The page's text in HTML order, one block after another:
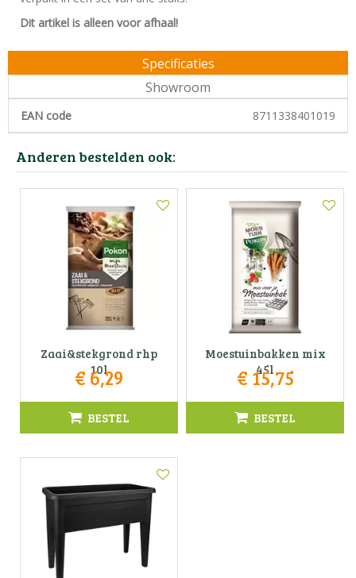
Dit artikel is alleen voor afhaal!
Specificaties
Showroom
EAN code 8711338401019
Anderen bestelden ook:
Zaai&stekgrond rhp
10l
€ 6,29
BESTEL
Moestuinbakken mix
45l
€ 15,75
BESTEL